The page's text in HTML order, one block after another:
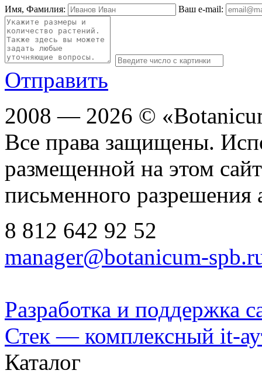
Имя, Фамилия: Ваш e-mail:
Отправить
2008 — 2026 ©
Все права защищены.
размещенной на этом
письменного разрешения
8 812 642 92 52
manager@botanicum-
Разработка и поддержка
Стек — комплексный it-
Каталог